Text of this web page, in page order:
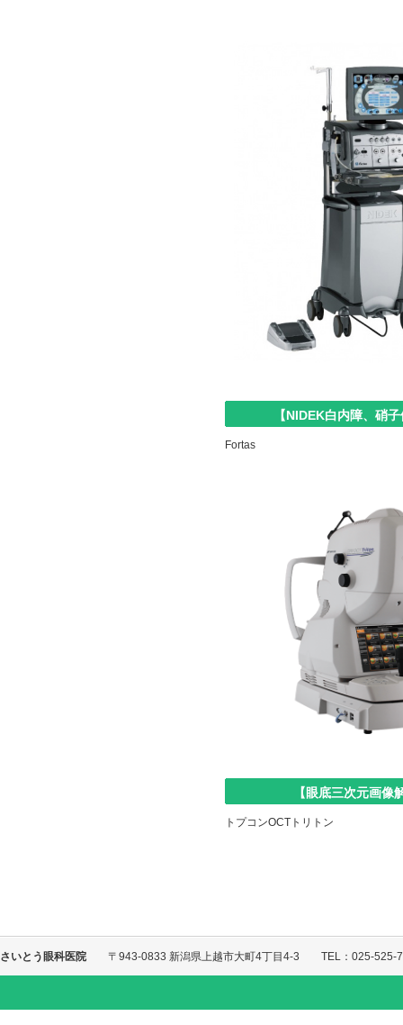
【NIDEK白内障、硝
Fortas
【眼底三次元画像
トプコンOCTトリトン
さいとう眼科医院 〒943-0833 新潟県上越市大町4丁目4-3 TEL：025-525-